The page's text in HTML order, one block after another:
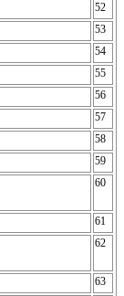
52
53
54
55
56
57
58
59
60
61
62
63